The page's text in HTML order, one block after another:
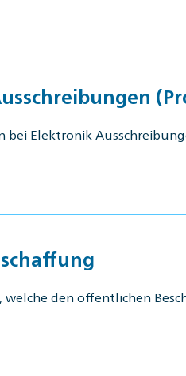
bei Elektronik
den öffentlichen